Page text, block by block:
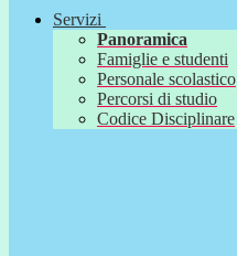
Servizi
Panoramica
Famiglie e studenti
Personale scolastico
Percorsi di studio
Codice Disciplinare